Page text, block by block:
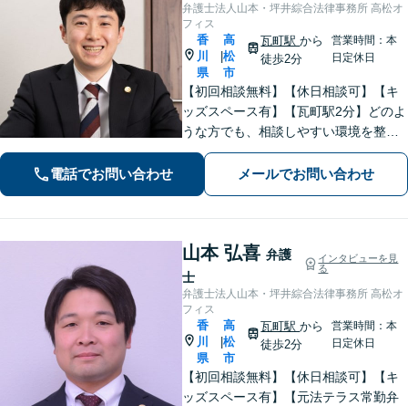
弁護士法人山本・坪井綜合法律事務所 高松オ
フィス
香
川
県
高
松
市
瓦町駅から
徒歩2分
営業時間：本
日定休日
【初回相談無料】【休日相談可】【キ
ッズスペース有】【瓦町駅2分】どのよ
うな方でも、相談しやすい環境を整え
ています。依頼者様に寄り添った対応
を心がけています。【離婚・男女問
題】DV被害へ積極的に対応。お気軽に
電話でお問い合わせ メールでお問い合わせ
山本 弘喜 弁護
士
インタビューを見
る
弁護士法人山本・坪井綜合法律事務所 高松オ
フィス
香
川
県
高
松
市
瓦町駅から
徒歩2分
営業時間：本
日定休日
【初回相談無料】【休日相談可】【キ
ッズスペース有】【元法テラス常勤弁